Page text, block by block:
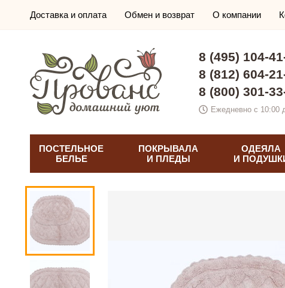
Доставка и оплата Обмен и возврат О компании
8 (495) 104-
8 (812) 604-
8 (800) 301-
Ежедневно с 10:00
ПОСТЕЛЬНОЕ
БЕЛЬЕ
ПОКРЫВАЛА
И ПЛЕДЫ
ОДЕЯЛА
И